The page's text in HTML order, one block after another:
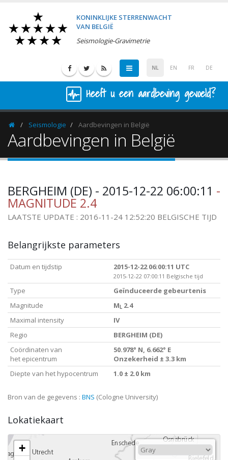
KONINKLIJKE STERRENWACHT
VAN BELGIË
Seismologie-Gravimetrie
NL EN FR DE
Heeft u een aardbeving gevoeld?
HomepageSeismologie Aardbevingen in België
Aardbevingen in België
BERGHEIM (DE) - 2015-12-22 06:00:11 -
MAGNITUDE 2.4
LAATSTE UPDATE : 2016-11-24 12:52:20 BELGISCHE TIJD
Belangrijkste parameters
Datum en tijdstip 2015-12-22 06:00:11 UTC
2015-12-22 07:00:11 Belgische tijd
Type
Geïnduceerde gebeurtenis
Magnitude
M L 2.4
Maximal intensity
IV
Regio
BERGHEIM (DE)
Coördinaten van
het epicentrum
50.978° N, 6.662° E
Onzekerheid ± 3.3 km
Diepte van het hypocentrum
1.0 ± 2.0 km
Bron van de gegevens : BNS (Cologne University)
Lokatiekaart
+